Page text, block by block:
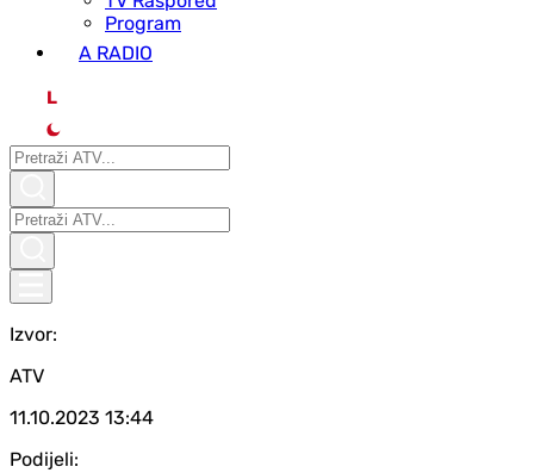
Program
A RADIO
L
Izvor:
ATV
11.10.2023 13:44
Podijeli: